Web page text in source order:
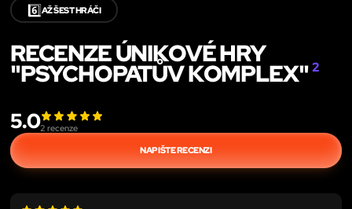
6️⃣AŽ ŠEST HRÁČI
RECENZE ÚNIKOVÉ HRY
"PSYCHOPATŮV KOMPLEX"2
5.02 recenze
NAPIŠTE RECENZI